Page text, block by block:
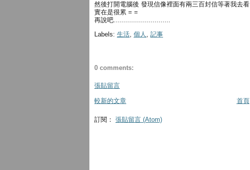
然後打開電腦後 發現信像裡面有兩三百封信等著我去看
實在是很累 = =
再說吧.............................
Labels: 生活, 個人 , 記事
0 comments:
張貼留言
較新的文章 首頁
訂閱： 張貼留言 (Atom)